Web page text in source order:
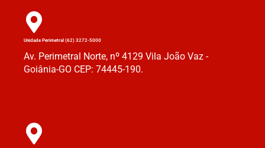
Unidade Perimetral (62) 3272-5000
Av. Perimetral Norte, nº 4129 Vila João Vaz -
Goiânia-GO CEP: 74445-190.